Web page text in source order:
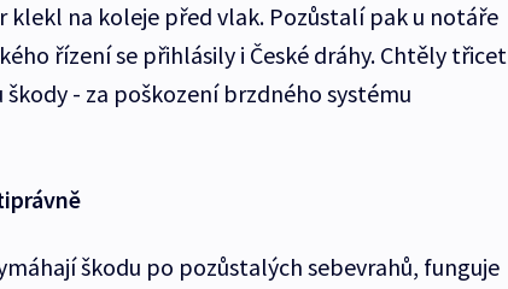
klekl na koleje před vlak. Pozůstalí pak u notáře
řízení se přihlásily i České dráhy. Chtěly třicet
- za poškození brzdného systému
škodu po pozůstalých sebevrahů, funguje